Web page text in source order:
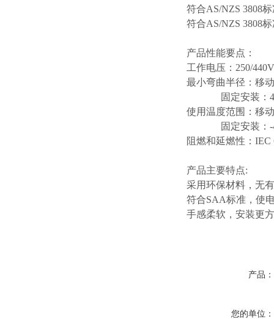
符合AS/NZS 3808
符合AS/NZS 3808
产品性能要点：
工作电压： 250/440V
最小弯曲半径：移
固定安装：
使用温度范围：移
固定安装：
阻燃和延燃性： IEC
产品主要特点:
采用环保材料，无
符合SAA标准，使
手感柔软，安装更
产品：
您的单位：